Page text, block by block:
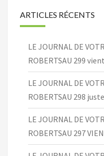
ARTICLES RÉCENTS
LE JOURNAL DE
ROBERTSAU 299
LE JOURNAL DE
ROBERTSAU 298
LE JOURNAL DE
ROBERTSAU 297